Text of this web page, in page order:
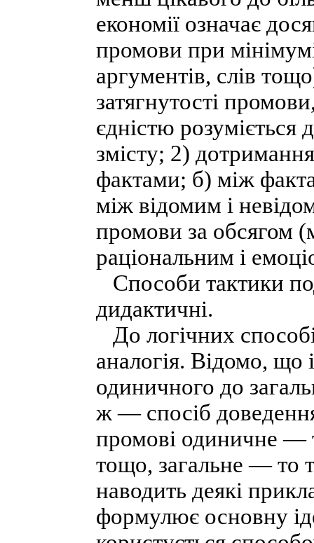
економії означає
промови при
аргументів, слів
затягнутості
єдністю розуміється
змісту; 2)
фактами; б) між
між відомим і
промови за обсягом
раціональним і
Способи тактики
дидактичні.
До логічних
аналогія. Відомо, що
одиничного до
ж — спосіб
промові одиничне —
тощо, загальне — то
наводить деякі
формулює основну